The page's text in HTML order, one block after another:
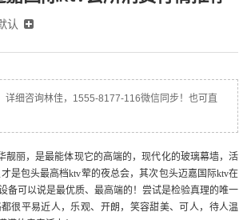
认
细咨询林佳，1555-8177-116微信同步！也可直
丽，是最能体现它的高端的，现代化的玻璃幕墙，活
是包头最高档ktv荤的夜总会，其次包头迈嘉国际ktv在
备可以说是最优质、最高端的！尝试是检验真理的唯一
很平易近人，乐观、开朗，笑容甜美、可人，待人温